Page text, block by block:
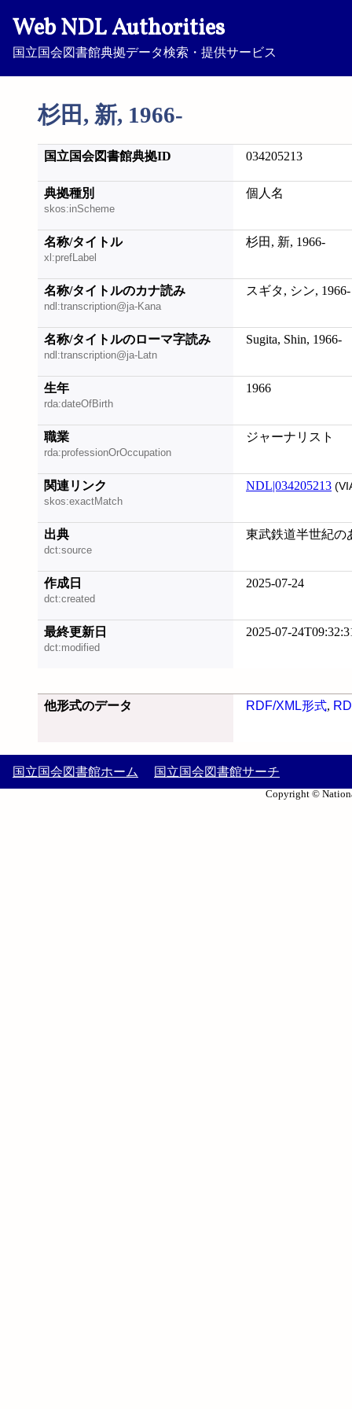
Web NDL Authorities
国立国会図書館典拠データ検索・提供サービス
杉田, 新, 1966-
国立国会図書館典拠ID 034205213
典拠種別
skos:inScheme
個人名
名称/タイトル
xl:prefLabel
杉田, 新, 1966-
名称/タイトルのカナ読み
ndl:transcription@ja-Kana
スギタ, シン, 1966-
名称/タイトルのローマ字読み
ndl:transcription@ja-Latn
Sugita, Shin, 1966-
生年
rda:dateOfBirth
1966
職業
rda:professionOrOccupation
ジャーナリスト
関連リンク
skos:exactMatch
NDL|034205213
出典
dct:source
東武鉄道半世紀の
作成日
dct:created
2025-07-24
最終更新日
dct:modified
2025-07-
他形式のデータ RDF/XML形式,
国立国会図書館ホーム 国立国会図書館サーチ
Copyright ©